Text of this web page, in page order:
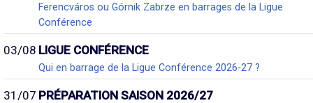
Ferencváros ou Górnik Zabrze en barrages de la Ligue
Conférence
03/08 LIGUE CONFÉRENCE
Qui en barrage de la Ligue Conférence 2026-27 ?
31/07 PRÉPARATION SAISON 2026/27